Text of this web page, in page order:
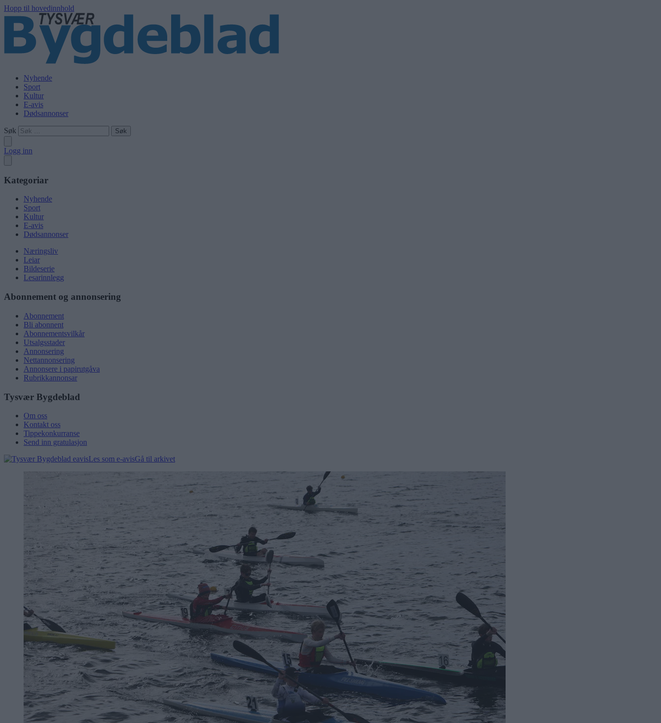
Hopp til hovedinnhold
Nyhende
Sport
Kultur
E-avis
Dødsannonser
Søk
Logg inn
Kategoriar
Nyhende
Sport
Kultur
E-avis
Dødsannonser
Næringsliv
Leiar
Bildeserie
Lesarinnlegg
Abonnement og annonsering
Abonnement
Bli abonnent
Abonnementsvilkår
Utsalgsstader
Annonsering
Nettannonsering
Annonsere i papirutgåva
Rubrikkannonsar
Tysvær Bygdeblad
Om oss
Kontakt oss
Tippekonkurranse
Send inn gratulasjon
Les som e-avisGå til arkivet